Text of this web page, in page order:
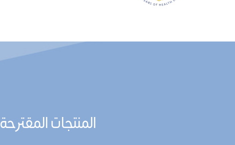
المنتجات المقترحة